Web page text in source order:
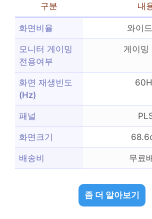
구분 내
화면비율 와이
모니터 게이밍
전용여부
게이밍
화면 재생빈도
(Hz)
패널
화면크기
배송비 무료
좀 더 알아보기